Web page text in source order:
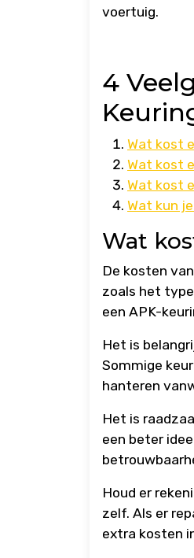
voertuig.
4
Wat kost
Wat kost
Wat kost
Wat kun
Wat
De kosten
zoals het
een APK-
Het is
Sommige
hanteren
Het is
een beter
Houd er
zelf. Als er
extra kosten